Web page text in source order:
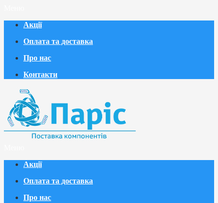
Акції
Оплата та доставка
Про нас
Контакти
Акції
Оплата та доставка
Про нас